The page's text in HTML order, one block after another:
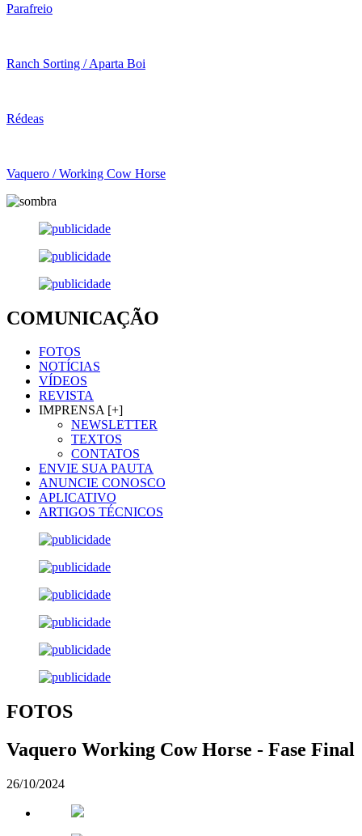
Parafreio
Ranch Sorting / Aparta Boi
Rédeas
Vaquero / Working Cow Horse
COMUNICAÇÃO
FOTOS
NOTÍCIAS
VÍDEOS
REVISTA
IMPRENSA [+]
NEWSLETTER
TEXTOS
CONTATOS
ENVIE SUA PAUTA
ANUNCIE CONOSCO
APLICATIVO
ARTIGOS TÉCNICOS
FOTOS
Vaquero Working Cow Horse - Fase Final
26/10/2024